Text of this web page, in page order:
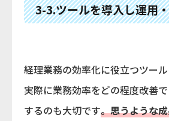
3-3.ツールを導入し運用
経理業務の効率化に役立つツール
実際に業務効率をどの程度改善
するのも大切です。思うような